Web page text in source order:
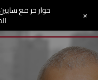
حوار حر مع +